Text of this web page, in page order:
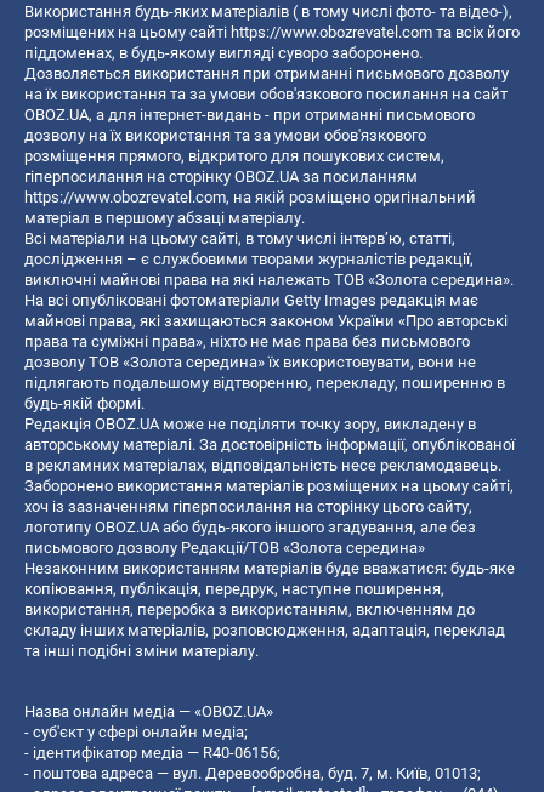
Використання будь-яких матеріалів ( в тому числі фото- та відео-),
розміщених на цьому сайті https://www.obozrevatel.com та всіх його
піддоменах, в будь-якому вигляді суворо заборонено.
Дозволяється використання при отриманні письмового дозволу
на їх використання та за умови обов'язкового посилання на сайт
OBOZ.UA, а для інтернет-видань - при отриманні письмового
дозволу на їх використання та за умови обов'язкового
розміщення прямого, відкритого для пошукових систем,
гіперпосилання на сторінку OBOZ.UA за посиланням
https://www.obozrevatel.com, на якій розміщено оригінальний
матеріал в першому абзаці матеріалу.
Всі матеріали на цьому сайті, в тому числі інтерв’ю, статті,
дослідження – є службовими творами журналістів редакції,
виключні майнові права на які належать ТОВ «Золота середина».
На всі опубліковані фотоматеріали Getty Images редакція має
майнові права, які захищаються законом України «Про авторські
права та суміжні права», ніхто не має права без письмового
дозволу ТОВ «Золота середина» їх використовувати, вони не
підлягають подальшому відтворенню, перекладу, поширенню в
будь-якій формі.
Редакція OBOZ.UA може не поділяти точку зору, викладену в
авторському матеріалі. За достовірність інформації, опублікованої
в рекламних матеріалах, відповідальність несе рекламодавець.
Заборонено використання матеріалів розміщених на цьому сайті,
хоч із зазначенням гіперпосилання на сторінку цього сайту,
логотипу OBOZ.UA або будь-якого іншого згадування, але без
письмового дозволу Редакції/ТОВ «Золота середина»
Незаконним використанням матеріалів буде вважатися: будь-яке
копiювання, публiкацiя, передрук, наступне поширення,
використання, переробка з використанням, включенням до
складу інших матеріалів, розповсюдження, адаптація, переклад
та інші подібні зміни матеріалу.
Назва онлайн медіа — «OBOZ.UA»
- суб'єкт у сфері онлайн медіа;
- ідентифікатор медіа — R40-06156;
- поштова адреса — вул. Деревообробна, буд. 7, м. Київ, 01013;